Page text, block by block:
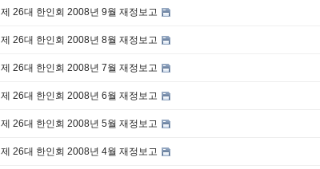
제 26대 한인회 2008년 9월 재정보고
제 26대 한인회 2008년 8월 재정보고
제 26대 한인회 2008년 7월 재정보고
제 26대 한인회 2008년 6월 재정보고
제 26대 한인회 2008년 5월 재정보고
제 26대 한인회 2008년 4월 재정보고